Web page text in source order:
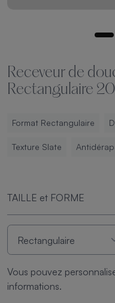
Receveur de
Rectangulaire
Format Rectangulaire
Texture Slate
TAILLE et FORME
Vous pouvez
informations.